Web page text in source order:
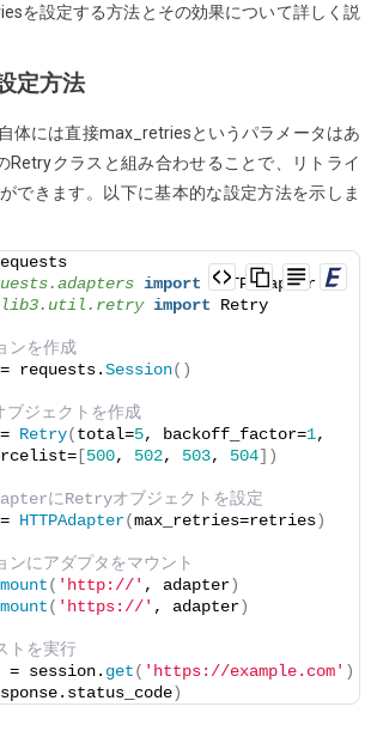
こ
き
ま
す
を設定する方法とその効果について詳しく説
定方法
体には直接max_retriesというパラメータはあ
Retryクラスと組み合わせることで、リトライ
できます。以下に基本的な設定方法を示しま
import HTTPAdapter
import Retry
ンを作成
requests.Session()
ジェクトを作成
Retry(total=5, backoff_factor=1,
[500, 502, 503, 504])
にRetryオブジェクトを設定
HTTPAdapter(max_retries=retries)
ンにアダプタをマウント
mount( 'http://' , adapter)
mount( 'https://' , adapter)
トを実行
= session. get( 'https://example.com' )
)